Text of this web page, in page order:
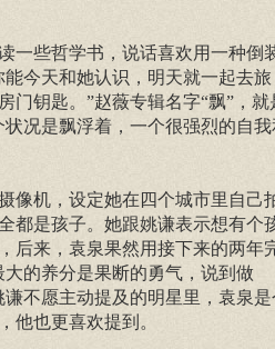
一些哲学书，说话喜欢用一种倒
今天和她认识，明天就一起去旅
门钥匙。”赵薇专辑名字“飘”，就
况是飘浮着，一个很强烈的自我
像机，设定她在四个城市里自己
都是孩子。她跟姚谦表示想有个
后来，袁泉果然用接下来的两年
的养分是果断的勇气，说到做
不愿主动提及的明星里，袁泉是
他也更喜欢提到。